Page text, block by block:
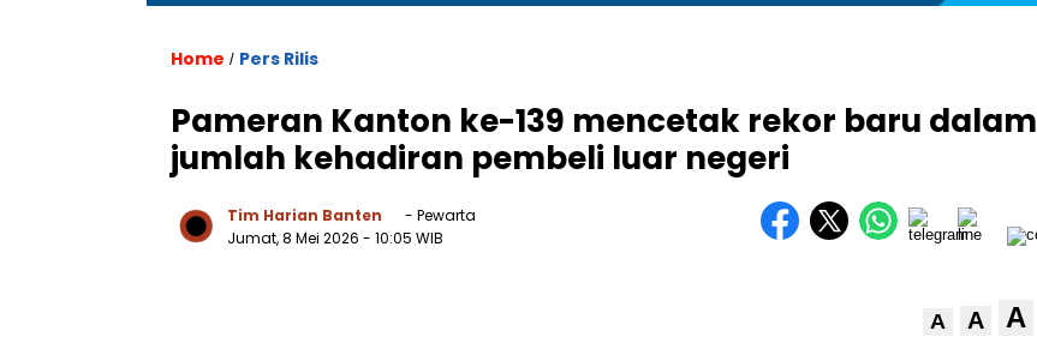
Home / Pers Rilis
Pameran Kanton ke-139 mencetak rekor baru dalam
jumlah kehadiran pembeli luar negeri
Tim Harian Banten
- Pewarta
Jumat, 8 Mei 2026 - 10:05 WIB
A A A